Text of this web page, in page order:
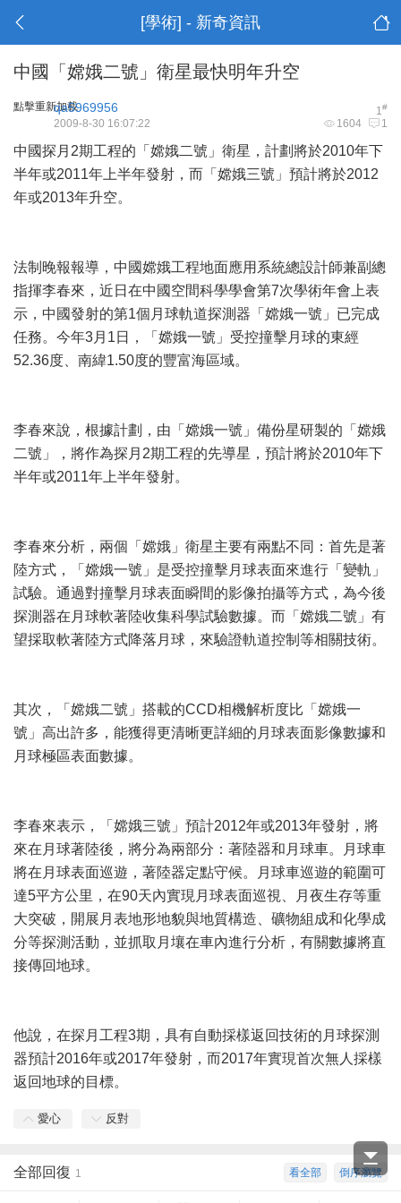
[學術] - 新奇資訊
中國「嫦娥二號」衛星最快明年升空
點擊重新加載 1#
qa5969956
1604 1
2009-8-30 16:07:22
中國探月2期工程的「嫦娥二號」衛星，計劃將於2010年下
半年或2011年上半年發射，而「嫦娥三號」預計將於2012
年或2013年升空。
法制晚報報導，中國嫦娥工程地面應用系統總設計師兼副總
指揮李春來，近日在中國空間科學學會第7次學術年會上表
示，中國發射的第1個月球軌道探測器「嫦娥一號」已完成
任務。今年3月1日，「嫦娥一號」受控撞擊月球的東經
52.36度、南緯1.50度的豐富海區域。
李春來說，根據計劃，由「嫦娥一號」備份星研製的「嫦娥
二號」，將作為探月2期工程的先導星，預計將於2010年下
半年或2011年上半年發射。
李春來分析，兩個「嫦娥」衛星主要有兩點不同：首先是著
陸方式，「嫦娥一號」是受控撞擊月球表面來進行「變軌」
試驗。通過對撞擊月球表面瞬間的影像拍攝等方式，為今後
探測器在月球軟著陸收集科學試驗數據。而「嫦娥二號」有
望採取軟著陸方式降落月球，來驗證軌道控制等相關技術。
其次，「嫦娥二號」搭載的CCD相機解析度比「嫦娥一
號」高出許多，能獲得更清晰更詳細的月球表面影像數據和
月球極區表面數據。
李春來表示，「嫦娥三號」預計2012年或2013年發射，將
來在月球著陸後，將分為兩部分：著陸器和月球車。月球車
將在月球表面巡遊，著陸器定點守候。月球車巡遊的範圍可
達5平方公里，在90天內實現月球表面巡視、月夜生存等重
大突破，開展月表地形地貌與地質構造、礦物組成和化學成
分等探測活動，並抓取月壤在車內進行分析，有關數據將直
接傳回地球。
他說，在探月工程3期，具有自動採樣返回技術的月球探測
器預計2016年或2017年發射，而2017年實現首次無人採樣
返回地球的目標。
愛心 反對
倒序瀏覽
看全部
全部回復 1